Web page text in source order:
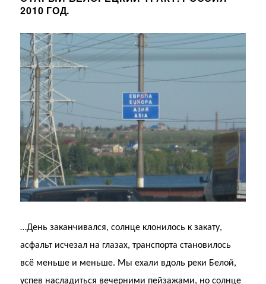
2010 ГОД.
…День заканчивался, солнце клонилось к закату,
асфальт исчезал на глазах, транспорта становилось
всё меньше и меньше. Мы ехали вдоль реки Белой,
успев насладиться вечерними пейзажами, но солнце